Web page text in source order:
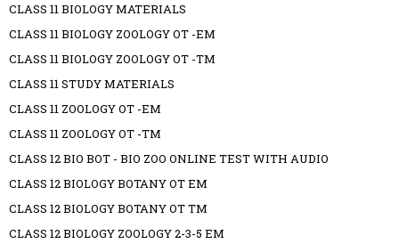
CLASS 11 BIOLOGY MATERIALS
CLASS 11 BIOLOGY ZOOLOGY OT -EM
CLASS 11 BIOLOGY ZOOLOGY OT -TM
CLASS 11 STUDY MATERIALS
CLASS 11 ZOOLOGY OT -EM
CLASS 11 ZOOLOGY OT -TM
CLASS 12 BIO BOT - BIO ZOO ONLINE TEST WITH AUDIO
CLASS 12 BIOLOGY BOTANY OT EM
CLASS 12 BIOLOGY BOTANY OT TM
CLASS 12 BIOLOGY ZOOLOGY 2-3-5 EM